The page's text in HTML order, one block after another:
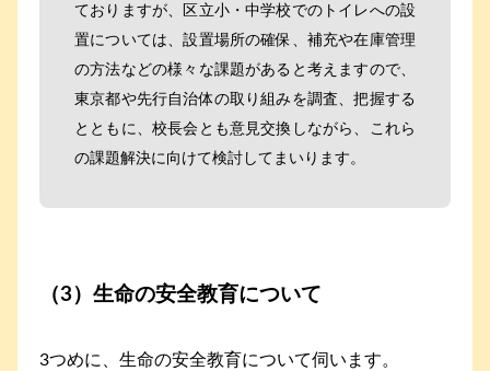
ておりますが、区立小・中学校でのトイレへの設
置については、設置場所の確保、補充や在庫管理
の方法などの様々な課題があると考えますので、
東京都や先行自治体の取り組みを調査、把握する
とともに、校長会とも意見交換しながら、これら
の課題解決に向けて検討してまいります。
（3）生命の安全教育について
3つめに、生命の安全教育について伺います。